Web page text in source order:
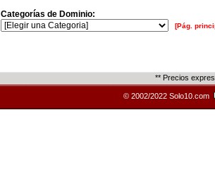
Categorías de Dominio:
[Pág.
** Precios
© 2002/2022 Solo10.com